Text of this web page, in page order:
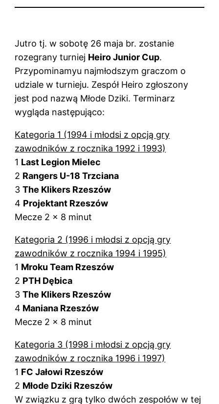
Jutro tj. w sobotę 26 maja br. zostanie
rozegrany turniej Heiro Junior Cup.
Przypominamyu najmłodszym graczom o
udziale w turnieju. Zespół Heiro zgłoszony
jest pod nazwą Młode Dziki. Terminarz
wygląda następująco:
Kategoria 1 (1994 i młodsi z opcją gry
zawodników z rocznika 1992 i 1993)
1 Last Legion Mielec
2 Rangers U-18 Trzciana
3The Klikers Rzeszów
4 Projektant Rzeszów
Mecze 2 x 8 minut
Kategoria 2 (1996 i młodsi z opcją gry
zawodników z rocznika 1994 i 1995)
1 Mroku Team Rzeszów
2 PTH Dębica
3The Klikers Rzeszów
4 Maniana Rzeszów
Mecze 2 x 8 minut
Kategoria 3 (1998 i młodsi z opcją gry
zawodników z rocznika 1996 i 1997)
1 FC Jałowi Rzeszów
2 Młode Dziki Rzeszów
W związku z grą tylko dwóch zespołów w tej